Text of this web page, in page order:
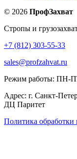
© 2026 ПрофЗахват
Стропы и
+7 (812) 303-55-33
sales@profzahvat.ru
Режим работы: ПН-
Адрес: г. Санкт-
ДЦ Паритет
Политика